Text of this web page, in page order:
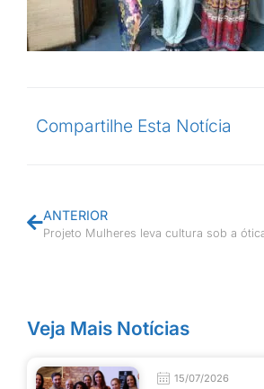
Compartilhe Esta Notícia
ANTERIOR
Projeto Mulheres leva cultura sob a
Veja Mais Notícias
15/07/2026